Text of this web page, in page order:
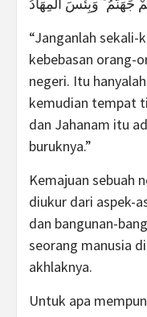
“Janganlah sekali-
kebebasan orang-
negeri. Itu
kemudian tempat
dan Jahanam itu
buruknya.”
Kemajuan sebuah
diukur dari aspek-
dan bangunan-
seorang manusia
akhlaknya.
Untuk apa